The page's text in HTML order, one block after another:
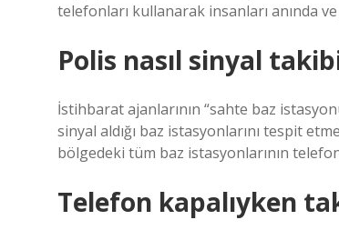
telefonları kullanarak insanları anında
Polis nasıl sinyal
İstihbarat ajanlarının “sahte baz
sinyal aldığı baz istasyonlarını tespit
bölgedeki tüm baz istasyonlarının
Telefon kapalıyken